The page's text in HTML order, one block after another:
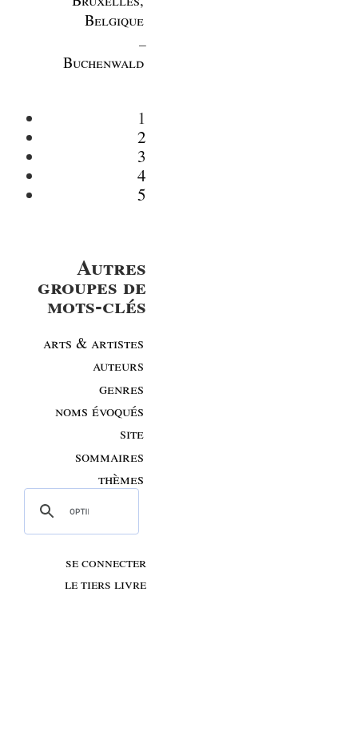
Belgique
Buchenwald
1
2
3
4
5
Autres
groupes de
mots-clés
arts & artistes
auteurs
genres
noms évoqués
site
sommaires
thèmes
se connecter
le tiers livre